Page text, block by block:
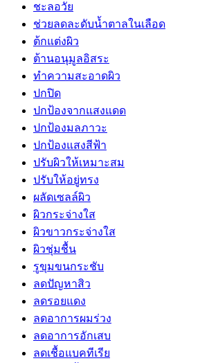
ชะลอวัย
ช่วยลดละดับน้ำตาลในเลือด
ต้กแต่งผิว
ต้านอนุมูลอิสระ
ทำความสะอาดผิว
ปกปิด
ปกป้องจากแสงแดด
ปกป้องมลภาวะ
ปกป้องแสงสีฟ้า
ปรับผิวให้เหมาะสม
ปรับให้อยู่ทรง
ผลัดเซลล์ผิว
ผิวกระจ่างใส
ผิวขาวกระจ่างใส
ผิวชุ่มชื้น
รูขุมขนกระชับ
ลดปัญหาสิว
ลดรอยแดง
ลดอาการผมร่วง
ลดอาการอักเสบ
ลดเชื้อแบคทีเรีย